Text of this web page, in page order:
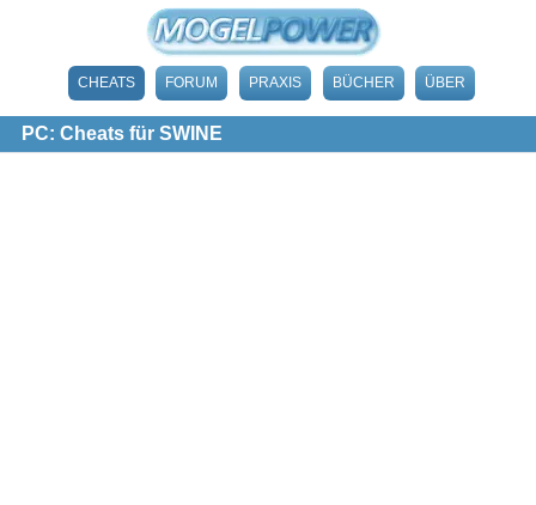
CHEATS FORUM PRAXIS BÜCHER ÜBER
PC: Cheats für SWINE